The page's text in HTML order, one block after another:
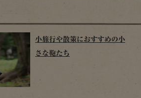
小旅行や散策におすすめの小
さな鞄たち